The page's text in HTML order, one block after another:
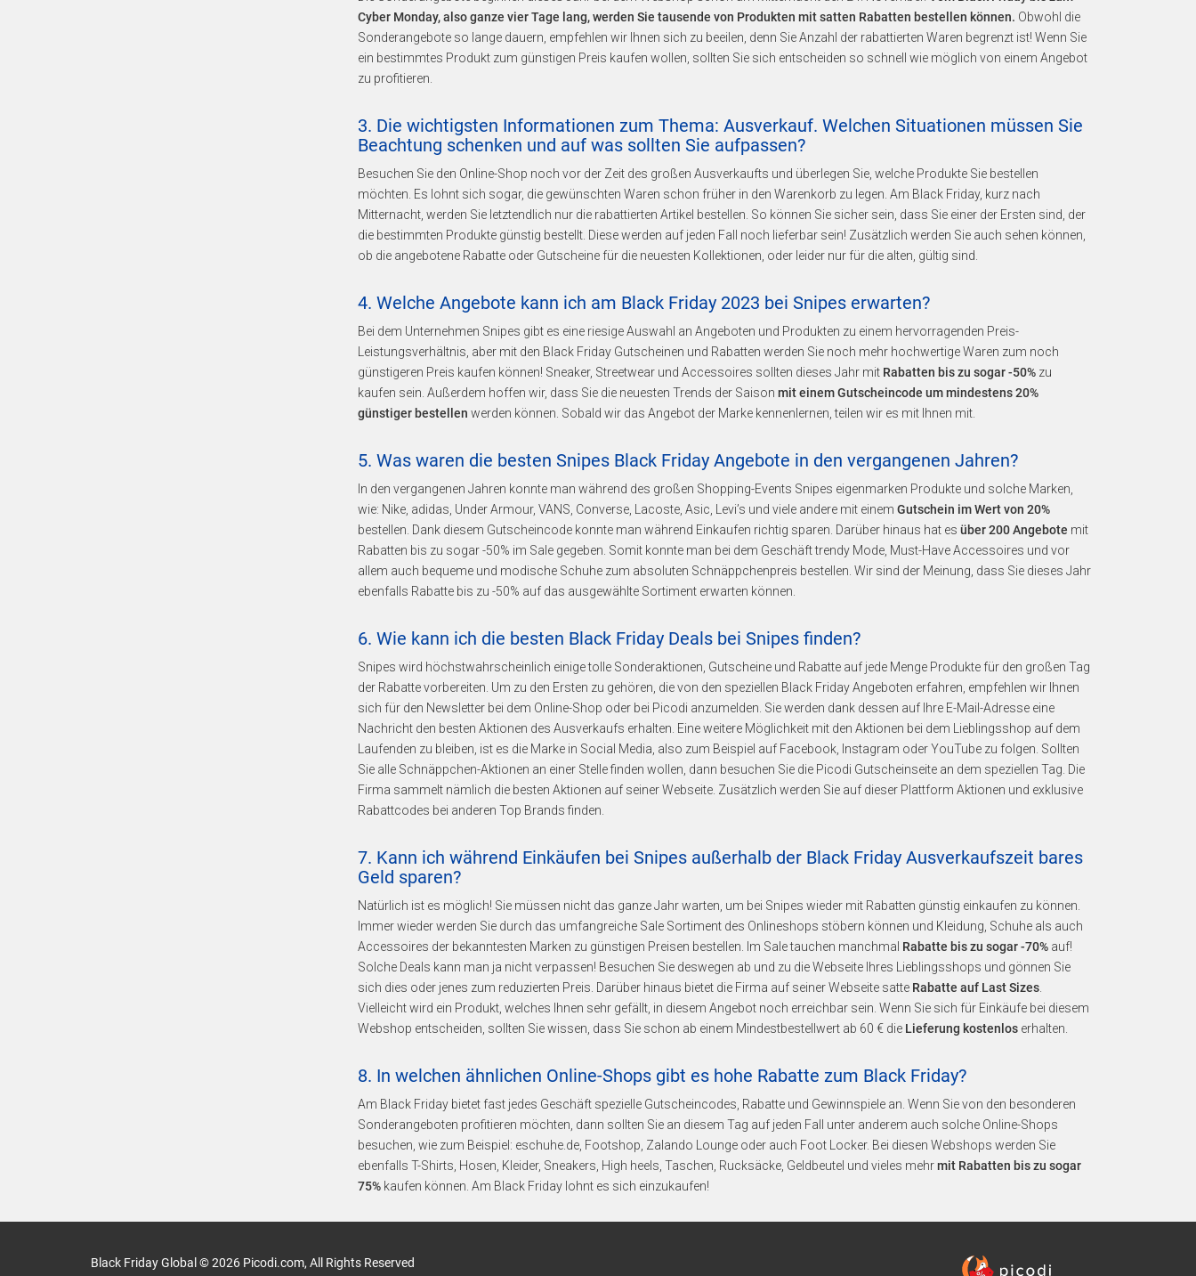
Cyber Monday, also ganze vier Tage lang, werden Sie tausende von Produkten mit satten Rabatten bestellen können. Obwohl die
Sonderangebote so lange dauern, empfehlen wir Ihnen sich zu beeilen, denn Sie Anzahl der rabattierten Waren begrenzt ist! Wenn Sie
ein bestimmtes Produkt zum günstigen Preis kaufen wollen, sollten Sie sich entscheiden so schnell wie möglich von einem Angebot
zu profitieren.
3. Die wichtigsten Informationen zum Thema: Ausverkauf. Welchen Situationen müssen Sie
Beachtung schenken und auf was sollten Sie aufpassen?
Besuchen Sie den Online-Shop noch vor der Zeit des großen Ausverkaufts und überlegen Sie, welche Produkte Sie bestellen
möchten. Es lohnt sich sogar, die gewünschten Waren schon früher in den Warenkorb zu legen. Am Black Friday, kurz nach
Mitternacht, werden Sie letztendlich nur die rabattierten Artikel bestellen. So können Sie sicher sein, dass Sie einer der Ersten sind, der
die bestimmten Produkte günstig bestellt. Diese werden auf jeden Fall noch lieferbar sein! Zusätzlich werden Sie auch sehen können,
ob die angebotene Rabatte oder Gutscheine für die neuesten Kollektionen, oder leider nur für die alten, gültig sind.
4. Welche Angebote kann ich am Black Friday 2023 bei Snipes erwarten?
Bei dem Unternehmen Snipes gibt es eine riesige Auswahl an Angeboten und Produkten zu einem hervorragenden Preis-
Leistungsverhältnis, aber mit den Black Friday Gutscheinen und Rabatten werden Sie noch mehr hochwertige Waren zum noch
günstigeren Preis kaufen können! Sneaker, Streetwear und Accessoires sollten dieses Jahr mit Rabatten bis zu sogar -50% zu
kaufen sein. Außerdem hoffen wir, dass Sie die neuesten Trends der Saison mit einem Gutscheincode um mindestens 20%
günstiger bestellen werden können. Sobald wir das Angebot der Marke kennenlernen, teilen wir es mit Ihnen mit.
5. Was waren die besten Snipes Black Friday Angebote in den vergangenen Jahren?
In den vergangenen Jahren konnte man während des großen Shopping-Events Snipes eigenmarken Produkte und solche Marken,
wie: Nike, adidas, Under Armour, VANS, Converse, Lacoste, Asic, Levi’s und viele andere mit einem Gutschein im Wert von 20%
bestellen. Dank diesem Gutscheincode konnte man während Einkaufen richtig sparen. Darüber hinaus hat es über 200 Angebote mit
Rabatten bis zu sogar -50% im Sale gegeben. Somit konnte man bei dem Geschäft trendy Mode, Must-Have Accessoires und vor
allem auch bequeme und modische Schuhe zum absoluten Schnäppchenpreis bestellen. Wir sind der Meinung, dass Sie dieses Jahr
ebenfalls Rabatte bis zu -50% auf das ausgewählte Sortiment erwarten können.
6. Wie kann ich die besten Black Friday Deals bei Snipes finden?
Snipes wird höchstwahrscheinlich einige tolle Sonderaktionen, Gutscheine und Rabatte auf jede Menge Produkte für den großen Tag
der Rabatte vorbereiten. Um zu den Ersten zu gehören, die von den speziellen Black Friday Angeboten erfahren, empfehlen wir Ihnen
sich für den Newsletter bei dem Online-Shop oder bei Picodi anzumelden. Sie werden dank dessen auf Ihre E-Mail-Adresse eine
Nachricht den besten Aktionen des Ausverkaufs erhalten. Eine weitere Möglichkeit mit den Aktionen bei dem Lieblingsshop auf dem
Laufenden zu bleiben, ist es die Marke in Social Media, also zum Beispiel auf Facebook, Instagram oder YouTube zu folgen. Sollten
Sie alle Schnäppchen-Aktionen an einer Stelle finden wollen, dann besuchen Sie die Picodi Gutscheinseite an dem speziellen Tag. Die
Firma sammelt nämlich die besten Aktionen auf seiner Webseite. Zusätzlich werden Sie auf dieser Plattform Aktionen und exklusive
Rabattcodes bei anderen Top Brands finden.
7. Kann ich während Einkäufen bei Snipes außerhalb der Black Friday Ausverkaufszeit bares
Geld sparen?
Natürlich ist es möglich! Sie müssen nicht das ganze Jahr warten, um bei Snipes wieder mit Rabatten günstig einkaufen zu können.
Immer wieder werden Sie durch das umfangreiche Sale Sortiment des Onlineshops stöbern können und Kleidung, Schuhe als auch
Accessoires der bekanntesten Marken zu günstigen Preisen bestellen. Im Sale tauchen manchmal Rabatte bis zu sogar -70% auf!
Solche Deals kann man ja nicht verpassen! Besuchen Sie deswegen ab und zu die Webseite Ihres Lieblingsshops und gönnen Sie
sich dies oder jenes zum reduzierten Preis. Darüber hinaus bietet die Firma auf seiner Webseite satte Rabatte auf Last Sizes
Vielleicht wird ein Produkt, welches Ihnen sehr gefällt, in diesem Angebot noch erreichbar sein. Wenn Sie sich für Einkäufe bei diesem
Webshop entscheiden, sollten Sie wissen, dass Sie schon ab einem Mindestbestellwert ab 60 € die Lieferung kostenlos erhalten.
8. In welchen ähnlichen Online-Shops gibt es hohe Rabatte zum Black Friday?
Am Black Friday bietet fast jedes Geschäft spezielle Gutscheincodes, Rabatte und Gewinnspiele an. Wenn Sie von den besonderen
Sonderangeboten profitieren möchten, dann sollten Sie an diesem Tag auf jeden Fall unter anderem auch solche Online-Shops
besuchen, wie zum Beispiel: eschuhe.de, Footshop, Zalando Lounge oder auch Foot Locker. Bei diesen Webshops werden Sie
ebenfalls T-Shirts, Hosen, Kleider, Sneakers, High heels, Taschen, Rucksäcke, Geldbeutel und vieles mehrmit Rabatten bis zu sogar
75% kaufen können. Am Black Friday lohnt es sich einzukaufen!
Black Friday Global © 2026 Picodi.com, All Rights Reserved